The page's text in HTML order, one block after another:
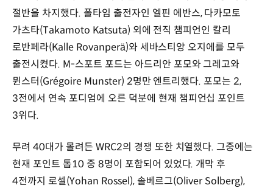
절반을 차지했다. 폴타임 출전자인 엘핀 에반스, 다카모토
가츠타(Takamoto Katsuta) 외에 전직 챔피언인 칼리
로반페라(Kalle Rovanperä)와 세바스티앙 오지에를 모두
출전시켰다. M-스포트 포드는 아드리안 포모와 그레고와
뮌스터(Grégoire Munster) 2명만 엔트리했다. 포모는 2,
3전에서 연속 포디엄에 오른 덕분에 현재 챔피언십 포인트
3위다.
무려 40대가 몰려든 WRC2의 경쟁 또한 치열했다. 그중에는
현재 포인트 톱10 중 8명이 포함되어 있었다. 개막 후
4전까지 로셀(Yohan Rossel), 솔베르그(Oliver Solberg),